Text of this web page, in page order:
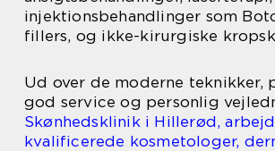
injektionsbehandlinger som
fillers, og ikke-kirurgiske
Ud over de moderne teknikker,
god service og personlig
Skønhedsklinik i Hillerød,
kvalificerede kosmetologer,